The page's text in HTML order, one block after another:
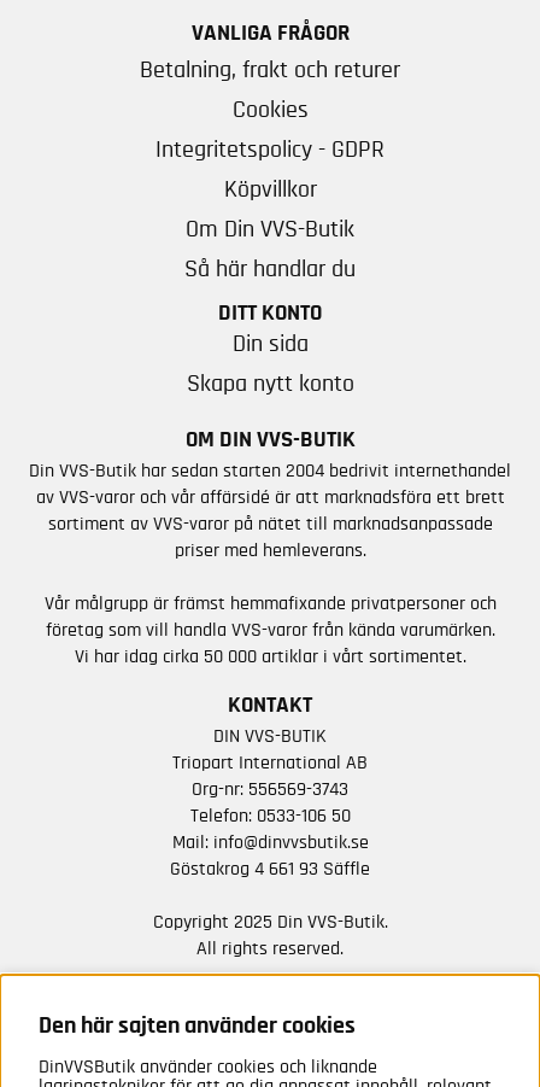
VANLIGA FRÅGOR
Betalning, frakt och returer
Cookies
Integritetspolicy - GDPR
Köpvillkor
Om Din VVS-Butik
Så här handlar du
DITT KONTO
Din sida
Skapa nytt konto
OM DIN VVS-BUTIK
Din VVS-Butik har sedan starten 2004 bedrivit internethandel
av VVS-varor och vår affärsidé är att marknadsföra ett brett
sortiment av VVS-varor på nätet till marknadsanpassade
priser med hemleverans.
Vår målgrupp är främst hemmafixande privatpersoner och
företag som vill handla VVS-varor från kända varumärken.
Vi har idag cirka 50 000 artiklar i vårt sortimentet.
KONTAKT
DIN VVS-BUTIK
Triopart International AB
Org-nr: 556569-3743
Telefon: 0533-106 50
Mail: info@dinvvsbutik.se
Göstakrog 4 661 93 Säffle
Copyright 2025 Din VVS-Butik.
All rights reserved.
NYHETER FRÅN OSS
Den här sajten använder cookies
DinVVSButik använder cookies och liknande